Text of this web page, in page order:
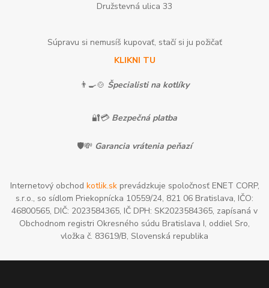
Družstevná ulica 33
Súpravu si nemusíš kupovať, stačí si ju požičať
KLIKNI TU
👨‍🍳🍲 Špecialisti na kotlíky
🔐💳 Bezpečná platba
🛡️💸 Garancia vrátenia peňazí
Internetový obchod kotlik.skprevádzkuje spoločnosť ENET CORP,
s.r.o., so sídlom Priekopnícka 10559/24, 821 06 Bratislava, IČO:
46800565, DIČ: 2023584365, IČ DPH: SK2023584365, zapísaná v
Obchodnom registri Okresného súdu Bratislava I, oddiel Sro,
vložka č. 83619/B, Slovenská republika